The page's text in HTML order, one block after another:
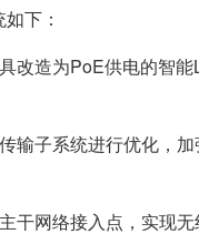
下：
改造为PoE供电的智
输子系统进行优化，
干网络接入点，实现